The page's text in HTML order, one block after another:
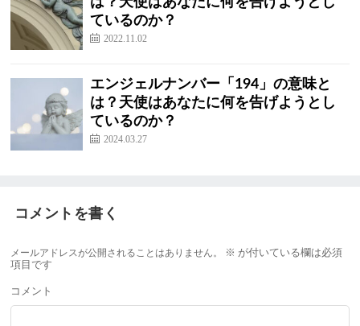
ているのか？
2022.11.02
エンジェルナンバー「194」の意味と
は？天使はあなたに何を告げようとし
ているのか？
2024.03.27
コメントを書く
メールアドレスが公開されることはありません。 ※ が付いている欄は必須
項目です
コメント